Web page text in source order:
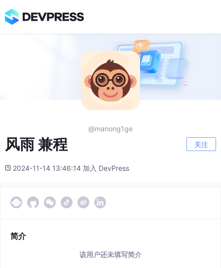
@manong1ge
风雨 兼程 关注
2024-11-14 13:46:14 加入 DevPress
简介
该用户还未填写简介